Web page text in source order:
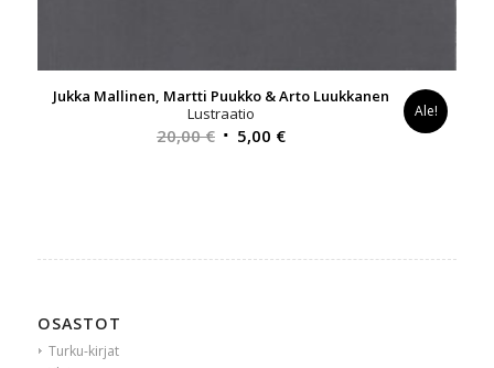
Jukka Mallinen, Martti Puukko & Arto Luukkanen
Lustraatio
20,00€ Alkuperäinen
5,00 €Nykyinen
Ale!
OSASTOT
Turku-kirjat